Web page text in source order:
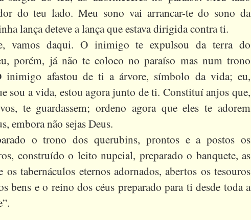
do teu lado. Meu sono vai arrancar-te do sono da
lança deteve a lança que estava dirigida contra ti.
vamos daqui. O inimigo te expulsou da terra do
porém, já não te coloco no paraíso mas num trono
inimigo afastou de ti a árvore, símbolo da vida; eu,
sou a vida, estou agora junto de ti. Constituí anjos que,
te guardassem; ordeno agora que eles te adorem
embora não sejas Deus.
o trono dos querubins, prontos e a postos os
construído o leito nupcial, preparado o banquete, as
os tabernáculos eternos adornados, abertos os tesouros
bens e o reino dos céus preparado para ti desde toda a